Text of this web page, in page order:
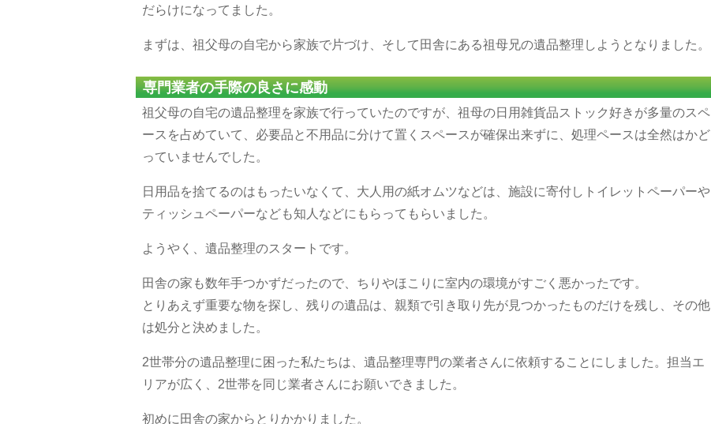
だらけになってました。
まずは、祖父母の自宅から家族で片づけ、そして田舎にある祖母兄の遺品整理しようとなりました。
専門業者の手際の良さに感動
祖父母の自宅の遺品整理を家族で行っていたのですが、祖母の日用雑貨品ストック好きが多量のスペ
ースを占めていて、必要品と不用品に分けて置くスペースが確保出来ずに、処理ペースは全然はかど
っていませんでした。
日用品を捨てるのはもったいなくて、大人用の紙オムツなどは、施設に寄付しトイレットペーパーや
ティッシュペーパーなども知人などにもらってもらいました。
ようやく、遺品整理のスタートです。
田舎の家も数年手つかずだったので、ちりやほこりに室内の環境がすごく悪かったです。
とりあえず重要な物を探し、残りの遺品は、親類で引き取り先が見つかったものだけを残し、その他
は処分と決めました。
2世帯分の遺品整理に困った私たちは、遺品整理専門の業者さんに依頼することにしました。担当エ
リアが広く、2世帯を同じ業者さんにお願いできました。
初めに田舎の家からとりかかりました。